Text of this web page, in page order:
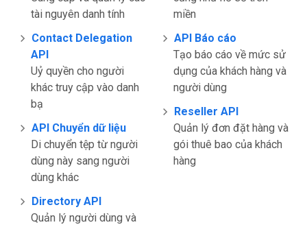
tài nguyên danh tính
Contact Delegation
API
Uỷ quyền cho người
khác truy cập vào danh
bạ
API Chuyển dữ liệu
Di chuyển tệp từ người
dùng này sang người
dùng khác
Directory API
Quản lý người dùng và
miền
API Báo cáo
Tạo báo cáo về mức sử
dụng của khách hàng và
người dùng
Reseller API
Quản lý đơn đặt hàng và
gói thuê bao của khách
hàng